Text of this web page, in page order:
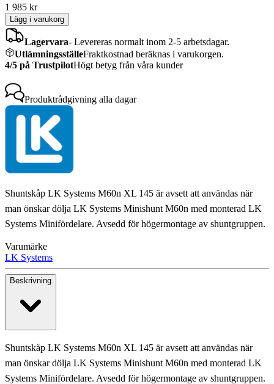
1 985 kr
Lägg i varukorg
Lagervara- Levereras normalt inom 2-5 arbetsdagar.
UtlämningsställeFraktkostnad beräknas i varukorgen.
4/5 på TrustpilotHögt betyg från våra kunder
Produktrådgivning alla dagar
Shuntskåp LK Systems M60n XL 145 är avsett att användas när
man önskar dölja LK Systems Minishunt M60n med monterad LK
Systems Minifördelare. Avsedd för högermontage av shuntgruppen.
Varumärke
LK Systems
Beskrivning
Shuntskåp LK Systems M60n XL 145 är avsett att användas när
man önskar dölja LK Systems Minishunt M60n med monterad LK
Systems Minifördelare. Avsedd för högermontage av shuntgruppen.